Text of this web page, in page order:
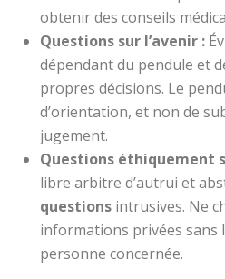
obtenir des conseils
Questions sur l’avenir :
dépendant du pendule et
propres décisions. Le
d’orientation, et non de
jugement.
Questions éthiquement
libre arbitre d’autrui et
questions intrusives. Ne
informations privées sans
personne concernée.